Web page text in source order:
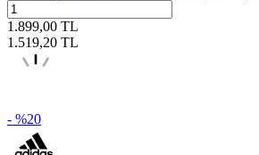
1.899,00 TL
1.519,20 TL
- %20